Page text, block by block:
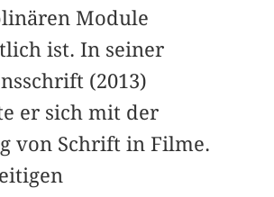
Module
ist. In seiner
(2013)
er sich mit der
von Schrift in Filme.